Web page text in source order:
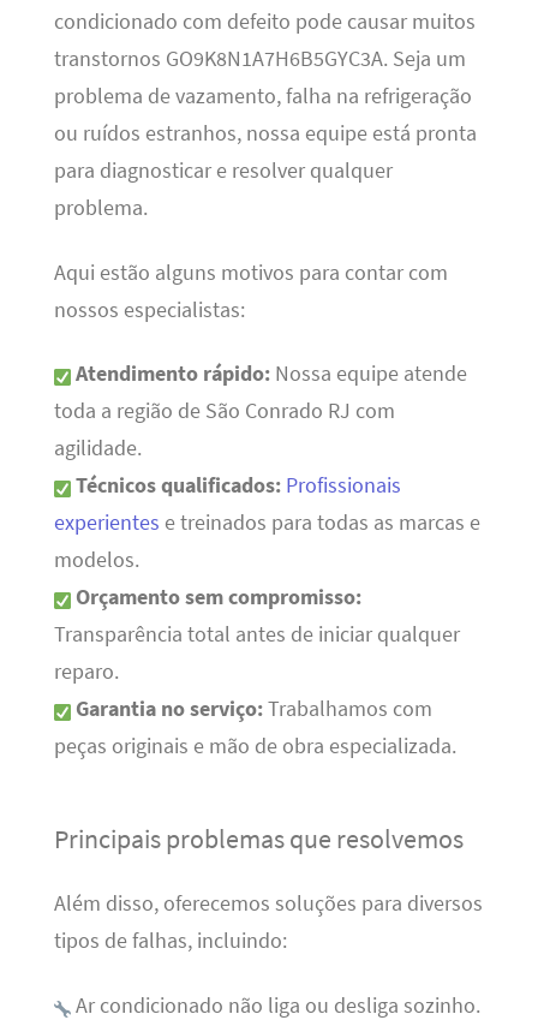
condicionado com defeito pode causar muitos
transtornos GO9K8N1A7H6B5GYC3A. Seja um
problema de vazamento, falha na refrigeração
ou ruídos estranhos, nossa equipe está pronta
para diagnosticar e resolver qualquer
problema.
Aqui estão alguns motivos para contar com
nossos especialistas:
Atendimento rápido:Nossa equipe atende
toda a região de São Conrado RJ com
agilidade.
Técnicos qualificados: Profissionais
experientes e treinados para todas as marcas e
modelos.
Orçamento sem compromisso:
Transparência total antes de iniciar qualquer
reparo.
Garantia no serviço:Trabalhamos com
peças originais e mão de obra especializada.
Principais problemas que resolvemos
Além disso, oferecemos soluções para diversos
tipos de falhas, incluindo:
Ar condicionado não liga ou desliga sozinho.